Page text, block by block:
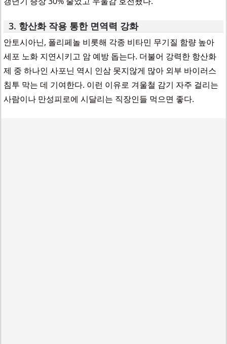
3. 항산화 작용 통한 면역력 강화
안토시아닌, 폴리페놀 비롯해 각종 비타민 무기질 함량 높아
세포 노화 지연시키고 암 예방 돕는다. 더불어 강력한 항산화
제 중 하나인 사포닌 역시 인삼 못지않게 많아 외부 바이러스
침투 막는 데 기여한다. 이런 이유로 겨울철 감기 자주 걸리는
사람이나 만성피로에 시달리는 직장인들 먹으면 좋다.